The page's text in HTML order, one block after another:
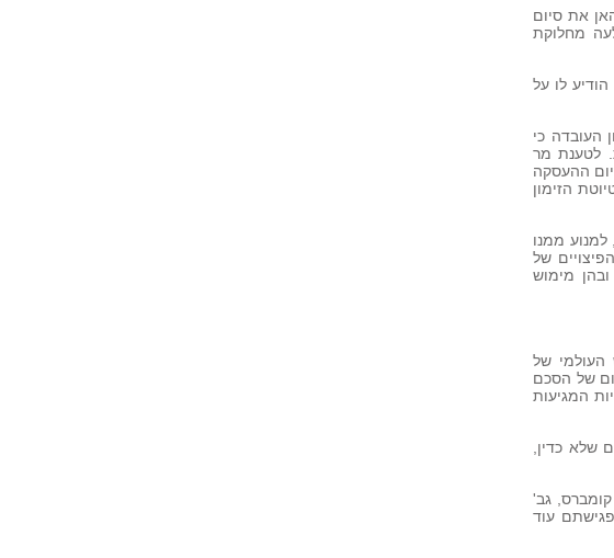
ששלח התובע ביום 21/2/2008, שקל מר דהאן את סיום
סביבה נתגלעה מחלוקת
הודיע לו על
העובדה כי
לטענת מר
ההעסקה
הזימון
למנוע ממנו
של
ובהן מימוש
האנוש העולמי של
של הסכם
המגיעות
שלא כדין,
קומברס, גב'
את סיכום פגישתם עוד